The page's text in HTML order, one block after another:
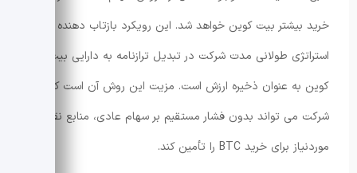
خرید بیشتر بیت کوین خواهد شد. این رویکرد بازتاب دهنده ادامهٔ
استراتژی طولانی مدت شرکت در تبدیل ترازنامه به دارایی بیت
کوین به عنوان ذخیره ارزش است. مزیت این روش آن است که
شرکت می تواند بدون فشار مستقیم بر سهام عادی، منابع نقدی
موردنیاز برای خرید BTC را تأمین کند.